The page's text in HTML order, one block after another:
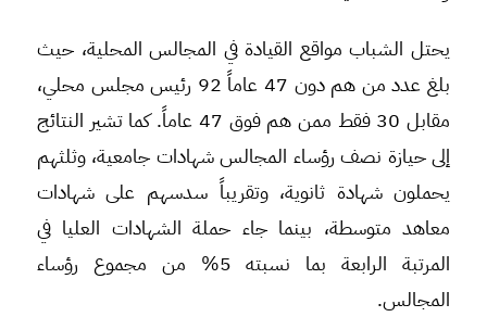
يحتل الشباب مواقع القيادة في المجالس المحلية، حيث
بلغ عدد من هم دون 47 عاماً 92 رئيس مجلس محلي،
مقابل 30 فقط ممن هم فوق 47 عاماً. كما تشير النتائج
إلى حيازة نصف رؤساء المجالس شهادات جامعية، وثلثهم
يحملون شهادة ثانوية، وتقريباً سدسهم على شهادات
معاهد متوسطة، بينما جاء حملة الشهادات العليا في
المرتبة الرابعة بما نسبته 5% من مجموع رؤساء
المجالس.